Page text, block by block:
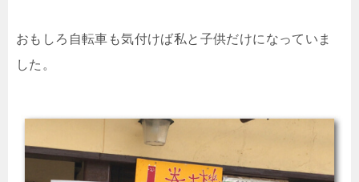
おもしろ自転車も気付けば私と子供だけになっていま
した。